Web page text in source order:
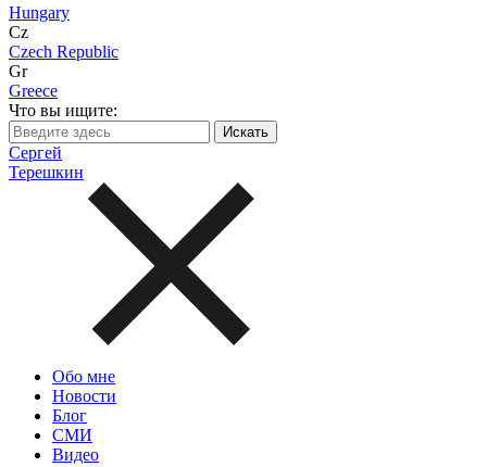
Hungary
Cz
Czech Republic
Gr
Greece
Что вы ищите:
Сергей
Терешкин
Обо мне
Новости
Блог
СМИ
Видео